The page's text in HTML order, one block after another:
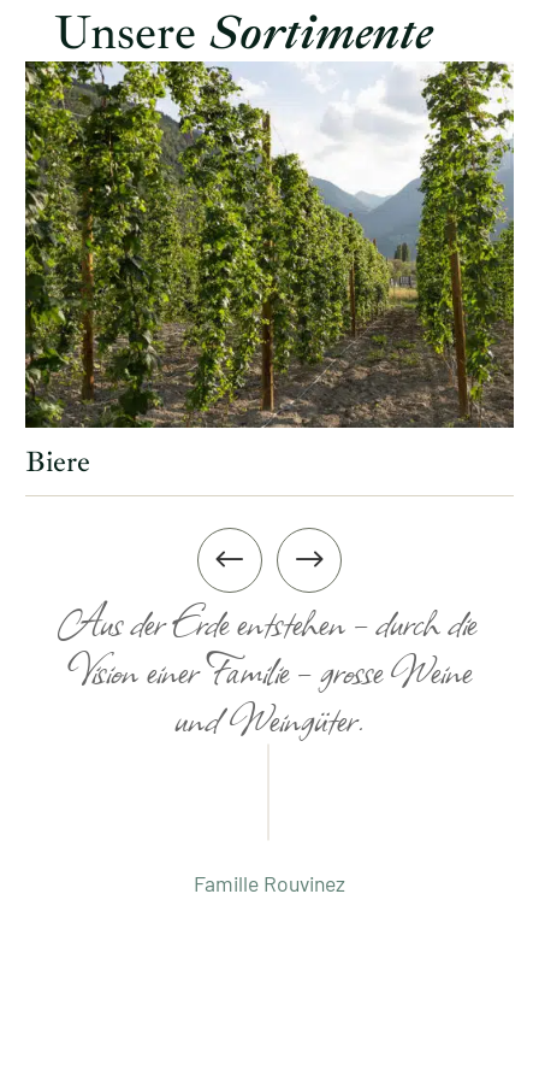
Unsere Sortimente
Coeur de Domaines
# $
Aus der Erde entstehen – durch die
Vision einer Familie – grosse Weine
und Weingüter.
Famille Rouvinez